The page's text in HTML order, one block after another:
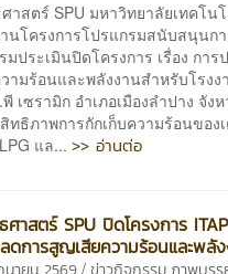
าสตร์ SPU มหาวิทยาลัยเทคโ
นโครงการโปรแกรมสนับสนุนก
มประเมินปิดโครงการ เรื่อง กา
ามร้อนและพลังงานสำหรับโรง
พี เซรามิก อำเภอเมืองลำปาง จั
ทธิภาพการกักเก็บความร้อนขอ
แล...>> อ่านต่อ
าสตร์ SPU ปิดโครงการ
ดการสูญเสียความร้อนและพลั
/